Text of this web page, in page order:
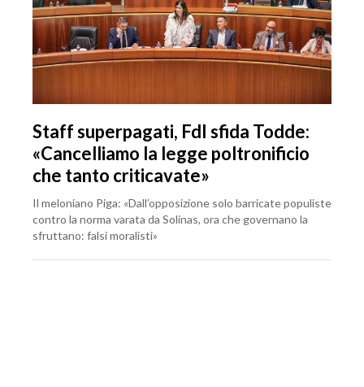
Staff superpagati, FdI sfida Todde:
«Cancelliamo la legge poltronificio
che tanto criticavate»
Il meloniano Piga: «Dall’opposizione solo barricate populiste
contro la norma varata da Solinas, ora che governano la
sfruttano: falsi moralisti»